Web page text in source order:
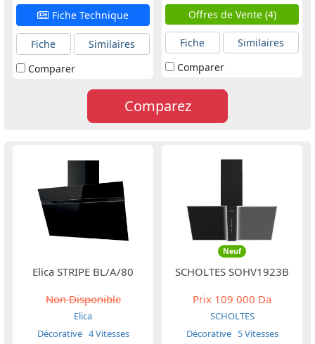
Fiche Technique
Fiche
Similaires
Comparer
Offres de Vente (4)
Fiche
Similaires
Comparer
Comparez
Elica STRIPE BL/A/80
Non Disponible
Elica
Décorative 4 Vitesses
Neuf
SCHOLTES SOHV1923B
Prix 109 000 Da
SCHOLTES
Décorative 5 Vitesses